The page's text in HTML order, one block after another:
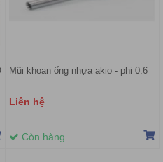
Mũi khoan ống nhựa akio - phi 0.6
Liên hệ
Còn hàng